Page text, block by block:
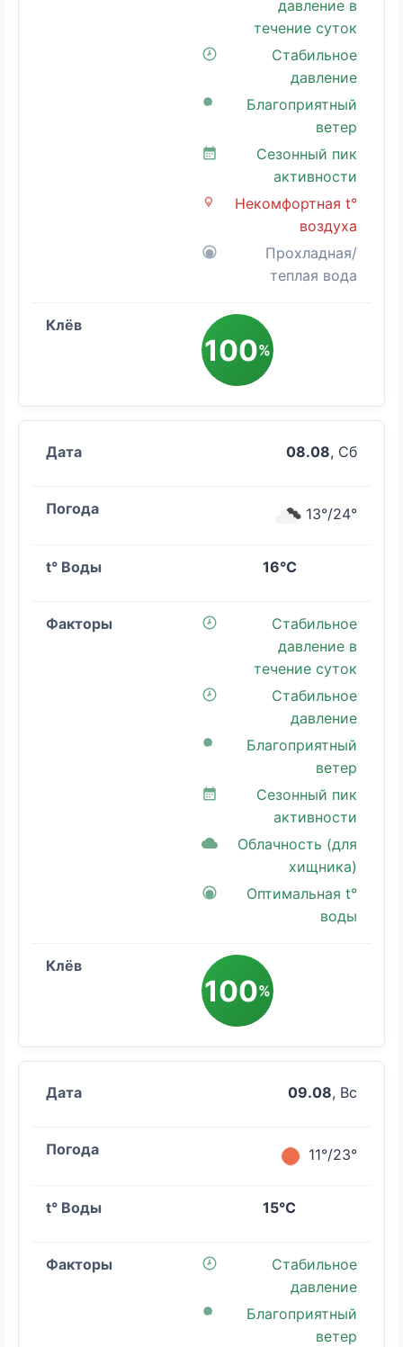
давление в
течение суток
Стабильное
давление
Благоприятный
ветер
Сезонный пик
активности
Некомфортная t°
воздуха
Прохладная/
теплая вода
100%
08.08, Сб
13°/24°
16°C
Стабильное
давление в
течение суток
Стабильное
давление
Благоприятный
ветер
Сезонный пик
активности
Облачность (для
хищника)
Оптимальная t°
воды
100%
09.08, Вс
11°/23°
15°C
Стабильное
давление
Благоприятный
ветер